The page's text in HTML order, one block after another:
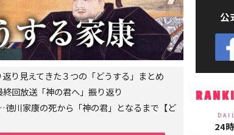
り見えてきた３つの「どうする」まとめ
回放送「神の君へ」振り返り
川家康の死から「神の君」となるまで【ど
公
24